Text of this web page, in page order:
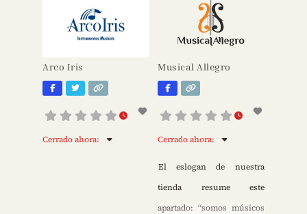
Arco Iris
Cerrado ahora:
Musical Allegro
Cerrado ahora:
El eslogan de nuestra
tienda resume este
apartado: “somos músicos